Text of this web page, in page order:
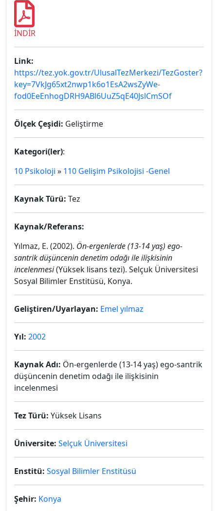
İNDİR
Link:
https://tez.yok.gov.tr/UlusalTezMerkezi/TezGoster?
key=7VkJg65xt2nwp1k6o1EsA2wsZyWe-
fod0EeEnhogDRH9ABl6UuZ5qE40JslCmSOf
Ölçek Çeşidi: Geliştirme
Kategori(ler):
10 Psikoloji » 110 Gelişim Psikolojisi -Genel
Kaynak Türü: Tez
Kaynak/Referans:
Yılmaz, E. (2002). Ön-ergenlerde (13-14 yaş) ego-
santrik düşüncenin denetim odağı ile ilişkisinin
incelenmesi(Yüksek lisans tezi). Selçuk Üniversitesi
Sosyal Bilimler Enstitüsü, Konya.
Geliştiren/Uyarlayan: Emel yılmaz
Yıl: 2002
Kaynak Adı: Ön-ergenlerde (13-14 yaş) ego-santrik
düşüncenin denetim odağı ile ilişkisinin
incelenmesi
Tez Türü: Yüksek Lisans
Üniversite: Selçuk Üniversitesi
Enstitü: Sosyal Bilimler Enstitüsü
Şehir: Konya